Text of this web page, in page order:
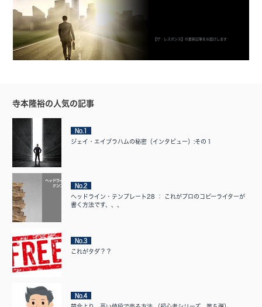
【ザ・レスポンス】の最新記事をお届けします
寺本隆裕の人気の記事
No.1
ジェイ・エイブラハムの秘密（インタビュー）:その１
No.2
ヘッドライン・テンプレート28 ： これがプロのコピーライターが
書く方法です、、、
No.3
これがタダ？？
No.4